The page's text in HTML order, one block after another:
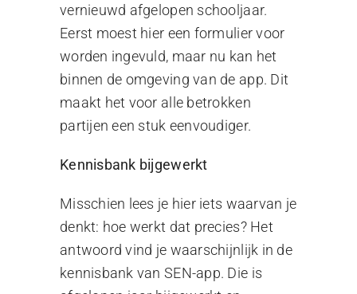
vernieuwd afgelopen schooljaar.
Eerst moest hier een formulier voor
worden ingevuld, maar nu kan het
binnen de omgeving van de app. Dit
maakt het voor alle betrokken
partijen een stuk eenvoudiger.
Kennisbank bijgewerkt
Misschien lees je hier iets waarvan je
denkt: hoe werkt dat precies? Het
antwoord vind je waarschijnlijk in de
kennisbank van SEN-app. Die is